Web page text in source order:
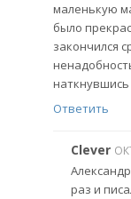
маленькую
было
закончился
Ответить
Clever
раз и